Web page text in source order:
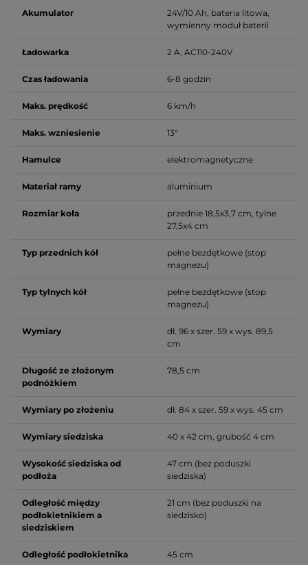
Akumulator
24V/10 Ah, bateria litowa,
wymienny moduł baterii
Ładowarka 2 A, AC110-240V
Czas ładowania 6-8 godzin
Maks. prędkość 6 km/h
Maks. wzniesienie 13°
Hamulce elektromagnetyczne
Materiał ramy aluminium
Rozmiar koła
przednie 18,5x3,7 cm, tylne
27,5x4 cm
Typ przednich kół
pełne bezdętkowe (stop
magnezu)
Typ tylnych kół
pełne bezdętkowe (stop
magnezu)
Wymiary
dł. 96 x szer. 59 x wys. 89,5
cm
Długość ze złożonym
podnóżkiem
78,5 cm
Wymiary po złożeniu dł. 84 x szer. 59 x wys. 45 cm
Wymiary siedziska 40 x 42 cm, grubość 4 cm
Wysokość siedziska od
podłoża
47 cm (bez poduszki
siedziska)
Odległość między
podłokietnikiem a
siedziskiem
21 cm (bez poduszki na
siedzisko)
Odległość podłokietnika 45 cm